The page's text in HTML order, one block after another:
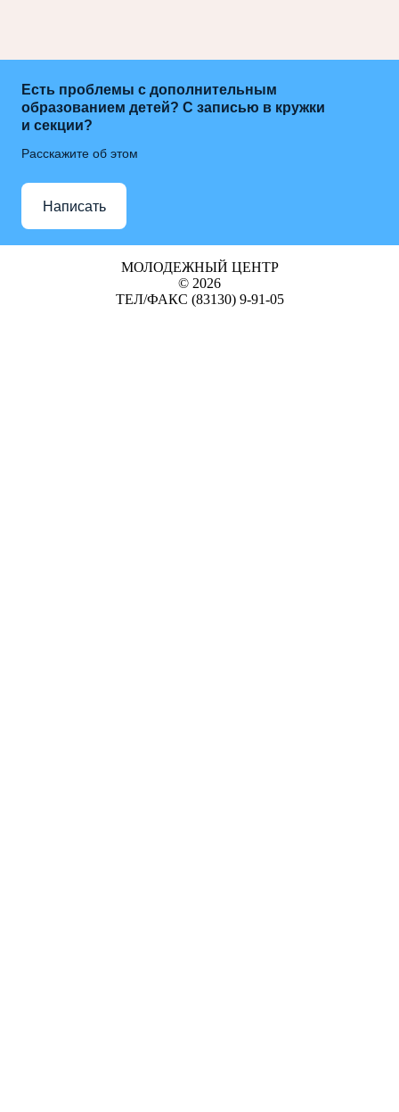
Есть проблемы с дополнительным
образованием детей? С записью в кружки
и секции?
Расскажите об этом
Написать
МОЛОДЕЖНЫЙ ЦЕНТР
© 2026
ТЕЛ/ФАКС (83130) 9-91-05